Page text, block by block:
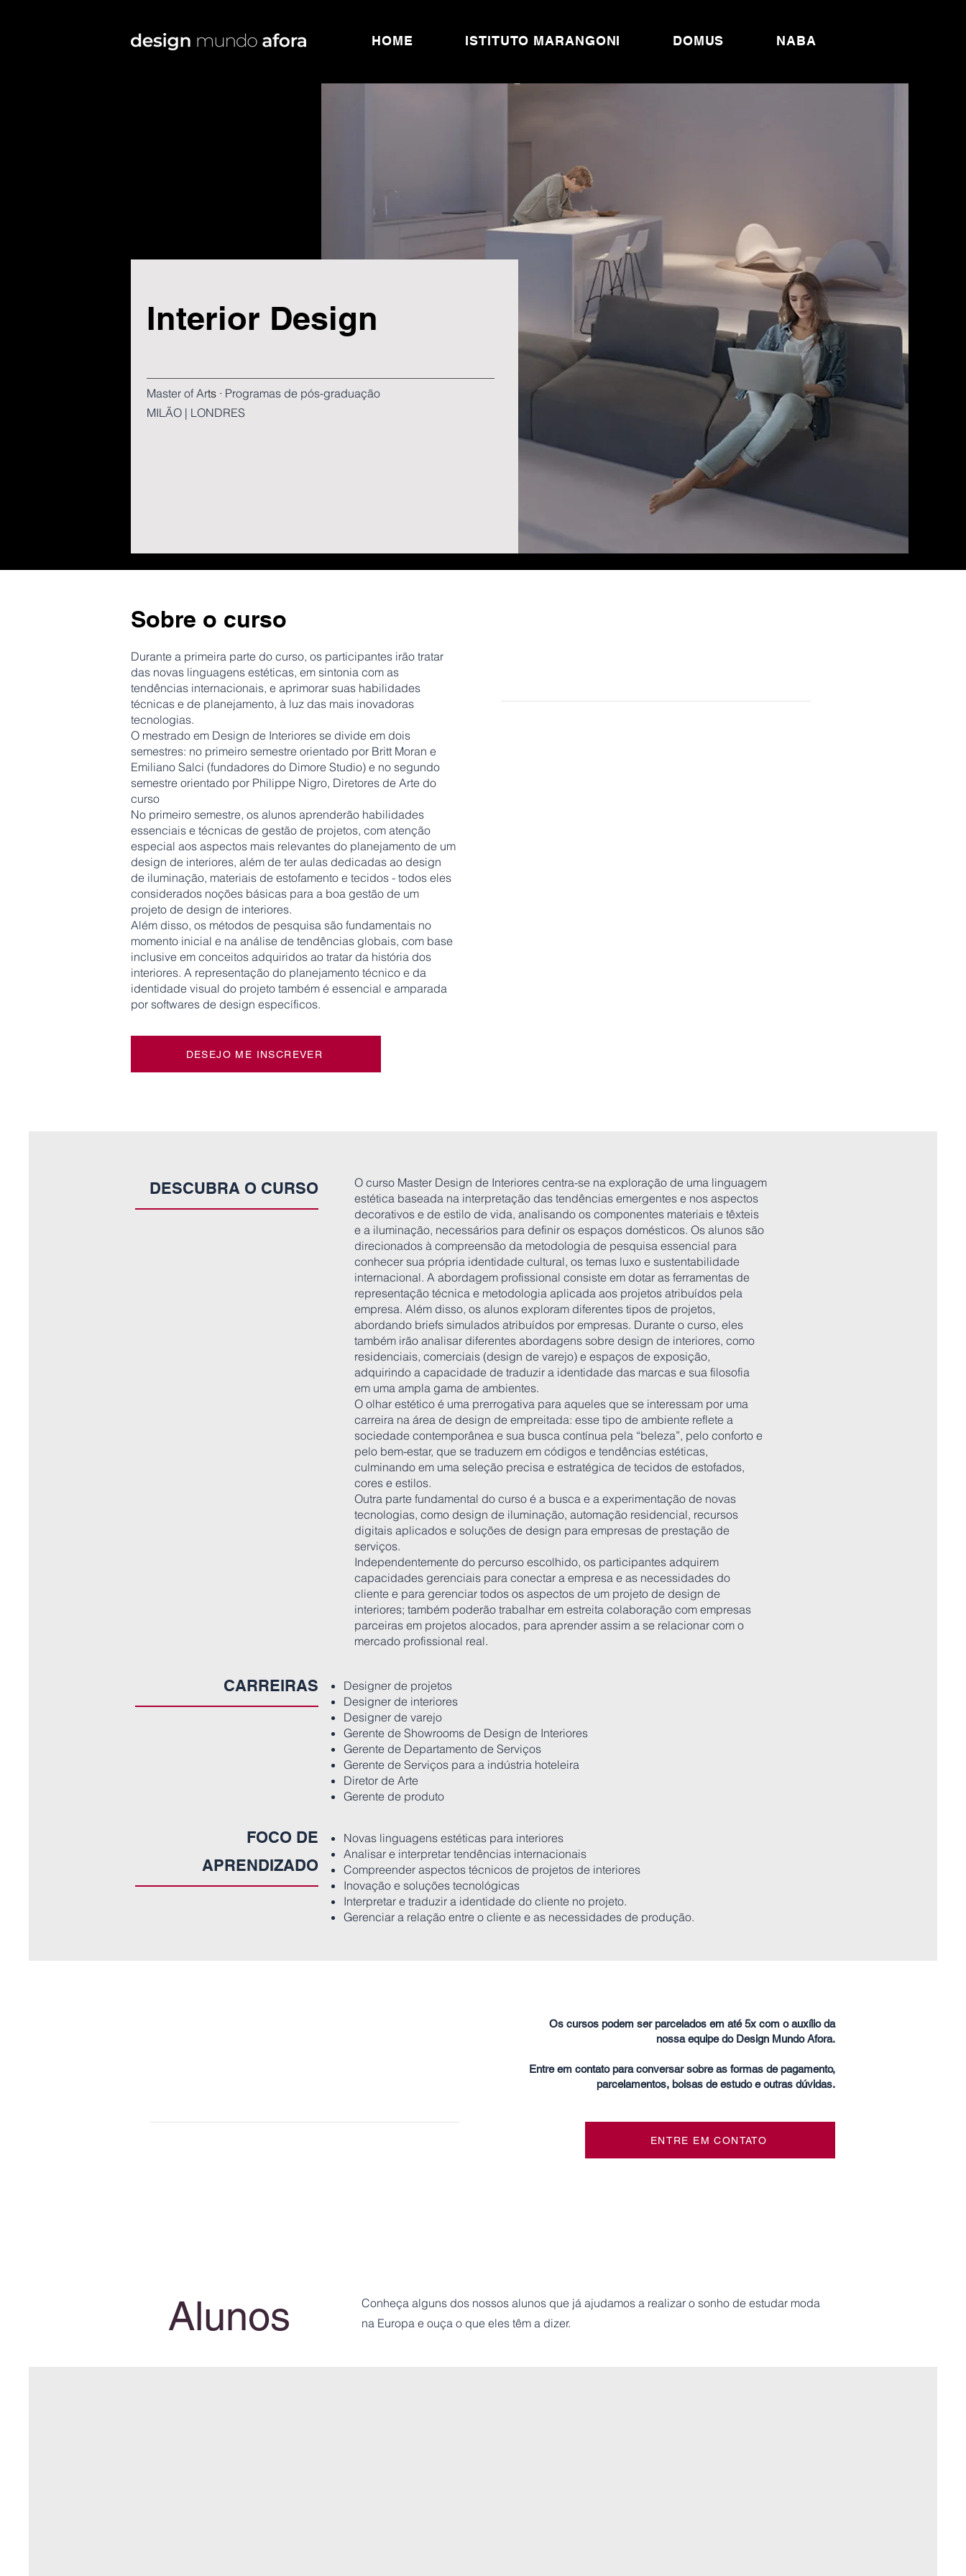
HOME
HOME ISTITUTO MARANGONI DOMUS NABA
Interior Design
Master of Arts · ​ Programas de pós-graduação
MILÃO | LONDRES
Sobre o curso
Durante a primeira parte do curso, os participantes irão tratar
das novas linguagens estéticas, em sintonia com as
tendências internacionais, e aprimorar suas habilidades
técnicas e de planejamento, à luz das mais inovadoras
tecnologias.
O mestrado em Design de Interiores se divide em dois
semestres: no primeiro semestre orientado por Britt Moran e
Emiliano Salci (fundadores do Dimore Studio) e no segundo
semestre orientado por Philippe Nigro, Diretores de Arte do
curso
No primeiro semestre, os alunos aprenderão habilidades
essenciais e técnicas de gestão de projetos, com atenção
especial aos aspectos mais relevantes do planejamento de um
design de interiores, além de ter aulas dedicadas ao design
de iluminação, materiais de estofamento e tecidos - todos eles
considerados noções básicas para a boa gestão de um
projeto de design de interiores.
Além disso, os métodos de pesquisa são fundamentais no
momento inicial e na análise de tendências globais, com base
inclusive em conceitos adquiridos ao tratar da história dos
interiores. A representação do planejamento técnico e da
identidade visual do projeto também é essencial e amparada
por softwares de design específicos.
DESEJO ME INSCREVER
DESCUBRA O CURSO
O curso Master Design de Interiores centra-se na exploração de uma linguagem
estética baseada na interpretação das tendências emergentes e nos aspectos
decorativos e de estilo de vida, analisando os componentes materiais e têxteis
e a iluminação, necessários para definir os espaços domésticos. Os alunos são
direcionados à compreensão da metodologia de pesquisa essencial para
conhecer sua própria identidade cultural, os temas luxo e sustentabilidade
internacional. A abordagem profissional consiste em dotar as ferramentas de
representação técnica e metodologia aplicada aos projetos atribuídos pela
empresa. Além disso, os alunos exploram diferentes tipos de projetos,
abordando briefs simulados atribuídos por empresas. Durante o curso, eles
também irão analisar diferentes abordagens sobre design de interiores, como
residenciais, comerciais (design de varejo) e espaços de exposição,
adquirindo a capacidade de traduzir a identidade das marcas e sua filosofia
em uma ampla gama de ambientes.
O olhar estético é uma prerrogativa para aqueles que se interessam por uma
carreira na área de design de empreitada: esse tipo de ambiente reflete a
sociedade contemporânea e sua busca contínua pela “beleza”, pelo conforto e
pelo bem-estar, que se traduzem em códigos e tendências estéticas,
culminando em uma seleção precisa e estratégica de tecidos de estofados,
cores e estilos.
Outra parte fundamental do curso é a busca e a experimentação de novas
tecnologias, como design de iluminação, automação residencial, recursos
digitais aplicados e soluções de design para empresas de prestação de
serviços.
Independentemente do percurso escolhido, os participantes adquirem
capacidades gerenciais para conectar a empresa e as necessidades do
cliente e para gerenciar todos os aspectos de um projeto de design de
interiores; também poderão trabalhar em estreita colaboração com empresas
parceiras em projetos alocados, para aprender assim a se relacionar com o
mercado profissional real.
CARREIRAS
Designer de projetos
Designer de interiores
Designer de varejo
Gerente de Showrooms de Design de Interiores
Gerente de Departamento de Serviços
Gerente de Serviços para a indústria hoteleira
Diretor de Arte
Gerente de produto
FOCO DE
APRENDIZADO
Novas linguagens estéticas para interiores
Analisar e interpretar tendências internacionais
Compreender aspectos técnicos de projetos de interiores
Inovação e soluções tecnológicas
Interpretar e traduzir a identidade do cliente no projeto.
Gerenciar a relação entre o cliente e as necessidades de produção.
Os cursos podem ser parcelados em até 5x com o auxílio da
nossa equipe do Design Mundo Afora.
Entre em contato para conversar sobre as formas de pagamento,
parcelamentos, bolsas de estudo e outras dúvidas.
ENTRE EM CONTATO
Alunos
Conheça alguns dos nossos alunos que já ajudamos a realizar o sonho de estudar moda
na Europa e ouça o que eles têm a dizer.